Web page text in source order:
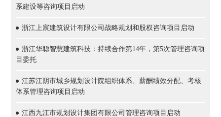
系建设等咨询项目启动
浙江上宸建筑设计有限公司战略规划和股权咨询项目启动
浙江华聪智慧建筑科技：持续合作第14年，第5次管理咨询项
目委托
江苏江阴市城乡规划设计院组织体系、薪酬绩效分配、考核
体系管理咨询项目启动
江西九江市规划设计集团有限公司管理咨询项目启动